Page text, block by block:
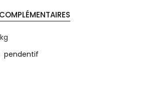
pendentif